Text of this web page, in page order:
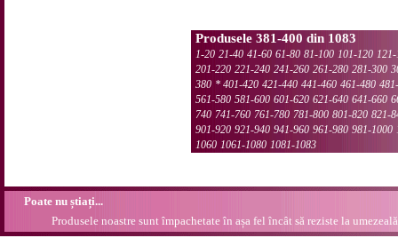
Produsele 381-400 din 1083
1-20 21-40 41-60 61-80 81-100 101-120
201-220 221-240 241-260 261-280 281-300
380 * 401-420 421-440 441-460 461-480
561-580 581-600 601-620 621-640 641-660
740 741-760 761-780 781-800 801-820 821-
901-920 921-940 941-960 961-980 981-1000
1060 1061-1080 1081-1083
Poate nu știați...
Produsele noastre sunt împachetate în așa fel încât să reziste la